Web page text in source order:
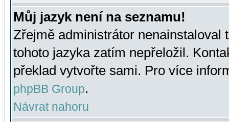
Můj jazyk není na seznamu!
Zřejmě administrátor nenainstaloval
tohoto jazyka zatím nepřeložil.
překlad vytvořte sami. Pro více
phpBB Group.
Návrat nahoru